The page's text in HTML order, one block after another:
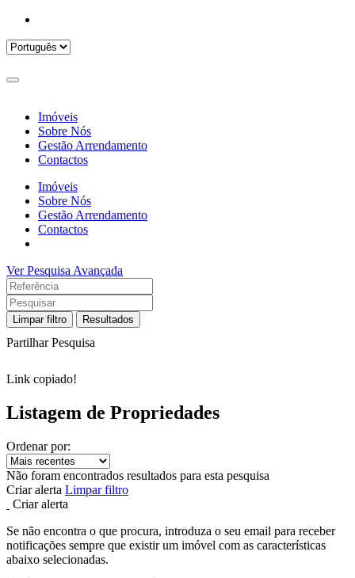
Imóveis
Sobre Nós
Gestão Arrendamento
Contactos
Imóveis
Sobre Nós
Gestão Arrendamento
Contactos
Ver Pesquisa Avançada
Limpar filtro Resultados
Partilhar Pesquisa
Link copiado!
Listagem de Propriedades
Ordenar por:
Não foram encontrados resultados para esta pesquisa
Criar alerta Limpar filtro
Criar alerta
Se não encontra o que procura, introduza o seu email para receber
notificações sempre que existir um imóvel com as características
abaixo selecionadas.